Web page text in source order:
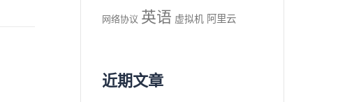
网络协议 英语 虚拟机 阿里云
近期文章